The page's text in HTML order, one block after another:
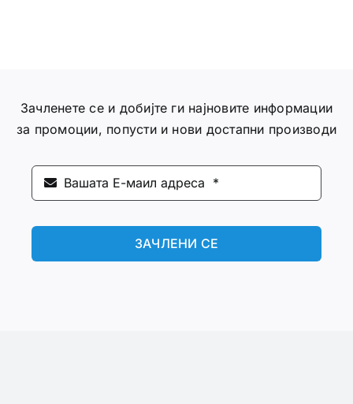
Зачленете се и добијте ги најновите информации
за промоции, попусти и нови достапни производи
ЗАЧЛЕНИ СЕ